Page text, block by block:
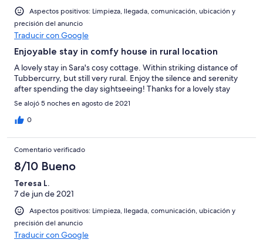
Aspectos positivos: Limpieza, llegada, comunicación, ubicación y
precisión del anuncio
Traducir con Google
Enjoyable stay in comfy house in rural location
A lovely stay in Sara's cosy cottage. Within striking distance of
Tubbercurry, but still very rural. Enjoy the silence and serenity
after spending the day sightseeing! Thanks for a lovely stay
Se alojó 5 noches en agosto de 2021
0
Comentario verificado
8/10 Bueno
Teresa L.
7 de jun de 2021
Aspectos positivos: Limpieza, llegada, comunicación, ubicación y
precisión del anuncio
Traducir con Google